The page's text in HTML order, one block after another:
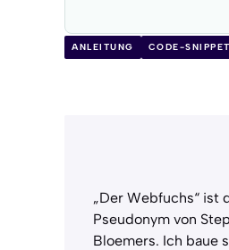
ANLEITUNG CODE-
„Der Webfuchs“ ist
Pseudonym von
Bloemers. Ich baue